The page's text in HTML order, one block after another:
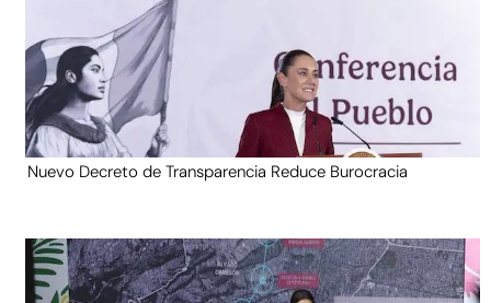
Nuevo Decreto de Transparencia Reduce Burocracia